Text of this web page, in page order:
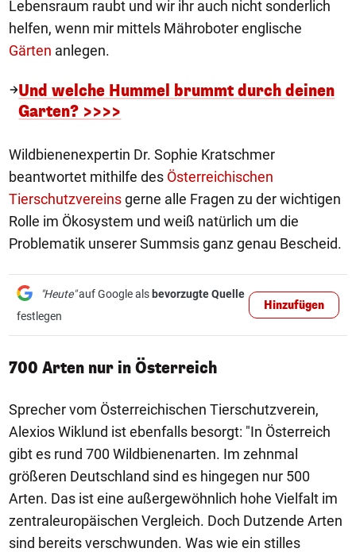
Lebensraum raubt und wir ihr auch nicht sonderlich
helfen, wenn mir mittels Mähroboter englische
Gärten anlegen.
Und welche Hummel brummt durch deinen
Garten? >>>>
Wildbienenexpertin Dr. Sophie Kratschmer
beantwortet mithilfe des Österreichischen
Tierschutzvereinsgerne alle Fragen zu der wichtigen
Rolle im Ökosystem und weiß natürlich um die
Problematik unserer Summsis ganz genau Bescheid.
"Heute"auf Google als bevorzugte Quelle
festlegen
Hinzufügen
700 Arten nur in Österreich
Sprecher vom Österreichischen Tierschutzverein,
Alexios Wiklund ist ebenfalls besorgt: "In Österreich
gibt es rund 700 Wildbienenarten. Im zehnmal
größeren Deutschland sind es hingegen nur 500
Arten. Das ist eine außergewöhnlich hohe Vielfalt im
zentraleuropäischen Vergleich. Doch Dutzende Arten
sind bereits verschwunden. Was wie ein stilles